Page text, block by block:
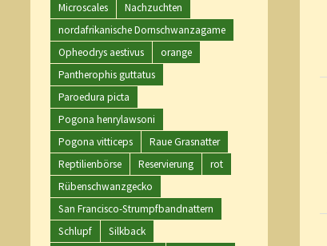
Microscales
Nachzuchten
nordafrikanische Dornschwanzagame
Opheodrys aestivus
orange
Pantherophis guttatus
Paroedura picta
Pogona henrylawsoni
Pogona vitticeps
Raue Grasnatter
Reptilienbörse
Reservierung
rot
Rübenschwanzgecko
San Francisco-Strumpfbandnattern
Schlupf
Silkback